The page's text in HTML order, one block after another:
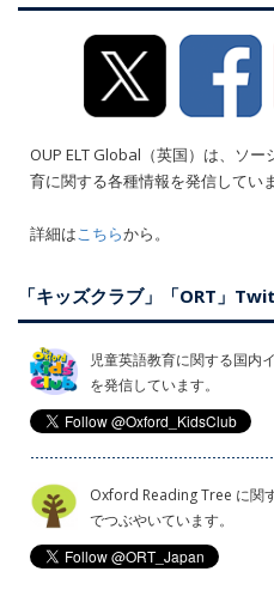
OUP ELT Global（英国）は、ソ
育に関する各種情報を発信していま
詳細はこちらから。
「キッズクラブ」「ORT」
児童英語教育に関する国内
を発信しています。
Oxford Reading Tree に関
でつぶやいています。